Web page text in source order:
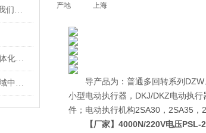
户外型电动装置的这些知识值得我们学习
381L直行程执行器是一种机电一体化装置
381L直行程执行器是自动控制领域中常用的机电一体化器件
产地
上海
导产品为：普通多回转系列DZW
小型电动执行器，DKJ/DKZ电动执
件；电动执行机构2SA30，2SA35
【厂家】4000N/220V电压